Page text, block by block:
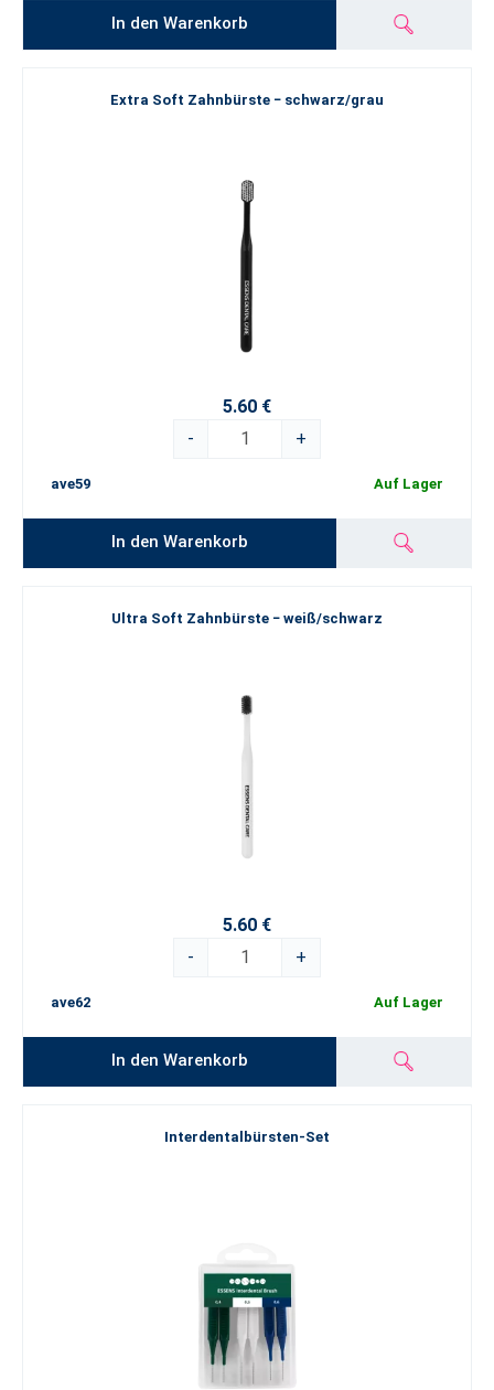
In den Warenkorb
Extra Soft Zahnbürste − schwarz/grau
5.60 €
-
+
ave59 Auf Lager
In den Warenkorb
Ultra Soft Zahnbürste − weiß/schwarz
5.60 €
-
+
ave62 Auf Lager
In den Warenkorb
Interdentalbürsten-Set